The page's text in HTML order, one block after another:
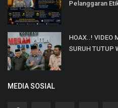
Pelanggaran
HOAX..! VIDEO
SURUH TUTUP
MEDIA SOSIAL